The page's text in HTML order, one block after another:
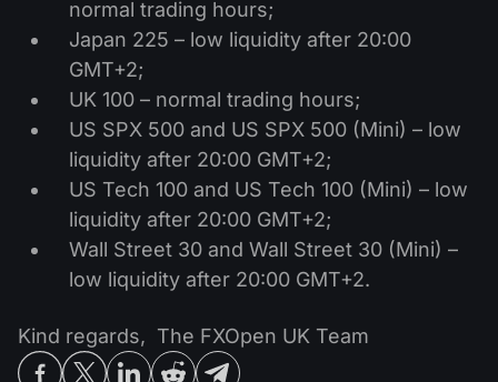
normal trading hours;
Japan 225 – low liquidity after 20:00
GMT+2;
UK 100 – normal trading hours;
US SPX 500 and US SPX 500 (Mini) – low
liquidity after 20:00 GMT+2;
US Tech 100 and US Tech 100 (Mini) – low
liquidity after 20:00 GMT+2;
Wall Street 30 and Wall Street 30 (Mini) –
low liquidity after 20:00 GMT+2.
Kind regards, The FXOpen UK Team